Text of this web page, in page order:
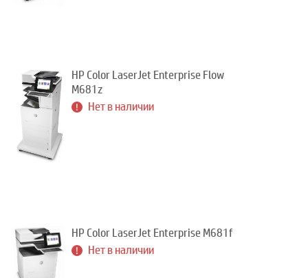
HP Color LaserJet Enterprise Flow
M681z
Нет в наличии
HP Color LaserJet Enterprise M681f
Нет в наличии